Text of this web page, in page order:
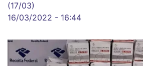
(17/03)
16/03/2022 - 16:44